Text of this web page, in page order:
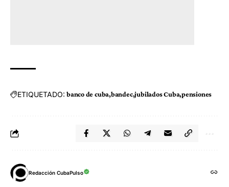
ETIQUETADO: banco de cuba bandec jubilados Cuba pensiones
Redacción CubaPulso